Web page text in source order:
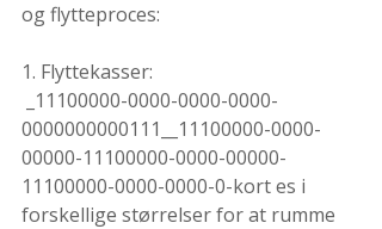
og flytteproces:
1. Flyttekasser:
_11100000-0000-0000-0000-
0000000000111__11100000-0000-
00000-11100000-0000-00000-
11100000-0000-0000-0-kort es i
forskellige størrelser for at rumme